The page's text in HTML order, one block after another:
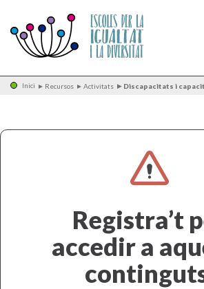
Inici Recursos Activitats Discapacitats i
Registra’t
accedir a